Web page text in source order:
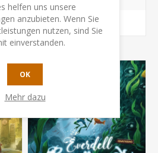
KAUFEN
helfen uns unsere
anzubieten. Wenn Sie
nutzen, sind Sie
einverstanden.
OK
Mehr dazu